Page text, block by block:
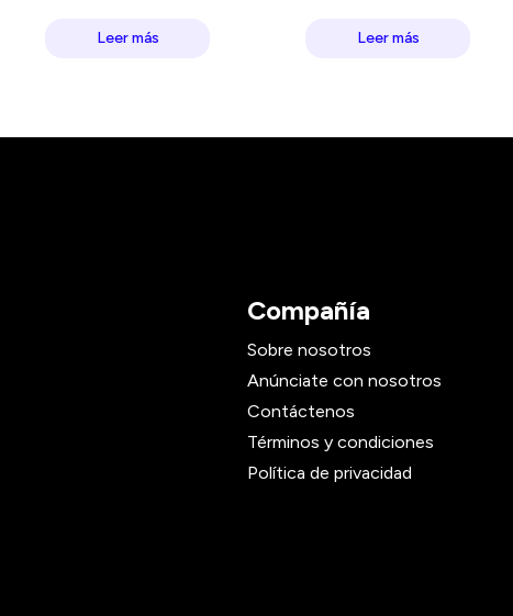
Leer más Leer más
Compañía
Sobre nosotros
Anúnciate con nosotros
Contáctenos
Términos y condiciones
Política de privacidad